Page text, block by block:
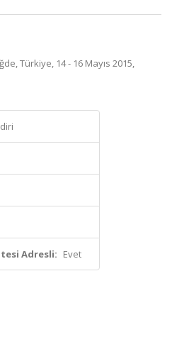
Türkiye, 14 - 16 Mayıs 2015,
Adresli: Evet